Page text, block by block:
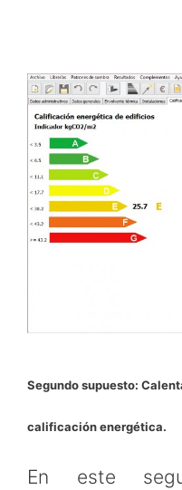
Segundo supuesto:
calificación energética.
En este